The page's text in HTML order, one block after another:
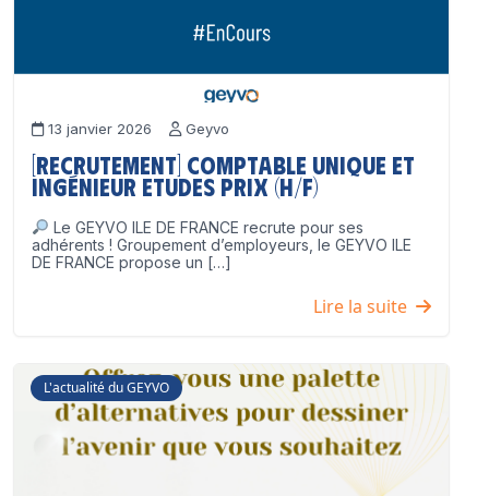
13 janvier 2026 Geyvo
[Recrutement] Comptable unique et
Ingénieur Etudes Prix (H/F)
Le GEYVO ILE DE FRANCE recrute pour ses
adhérents ! Groupement d’employeurs, le GEYVO ILE
DE FRANCE propose un […]
Lire la suite
L'actualité du GEYVO